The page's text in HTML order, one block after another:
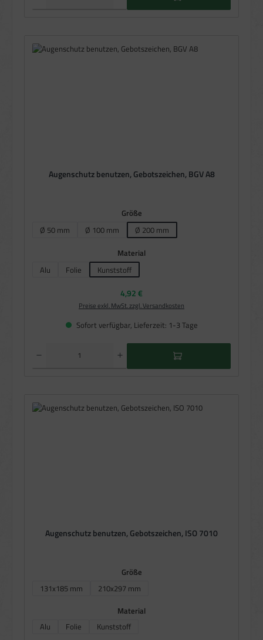
Augenschutz benutzen, Gebotszeichen, BGV A8
Größeauswählen
Ø 50 mm(Diese Option ist zurzeit nicht verfügbar.)
Ø 100 mm(Diese Option ist zurzeit nicht verfügbar.)
Ø 200 mm
Material
Alu
Folie Kunststoff
Regulärer Preis:
4,92 €
Preise exkl. MwSt. zzgl. Versandkosten
Sofort verfügbar, Lieferzeit: 1-3 Tage
Produkt Anzahl: Gib den gewünschten Wert ein oder benutze die Schaltflächen um die Anzahl zu
Augenschutz benutzen, Gebotszeichen, ISO 7010
Größeauswählen
131x185 mm
210x297 mm
Material
Alu
Folie Kunststoff